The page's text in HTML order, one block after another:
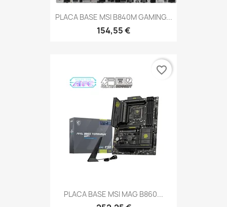
PLACA BASE MSI B840M GAMING...
154,55 €
PLACA BASE MSI MAG B860...
favorite_border